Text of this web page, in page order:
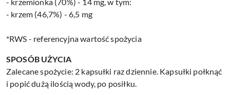
- krzemionka (70%) - 14 mg, w tym:
- krzem (46,7%) - 6,5 mg
*RWS - referencyjna wartość spożycia
SPOSÓB UŻYCIA
Zalecane spożycie: 2 kapsułki raz dziennie. Kapsułki połknąć
i popić dużą ilością wody, po posiłku.